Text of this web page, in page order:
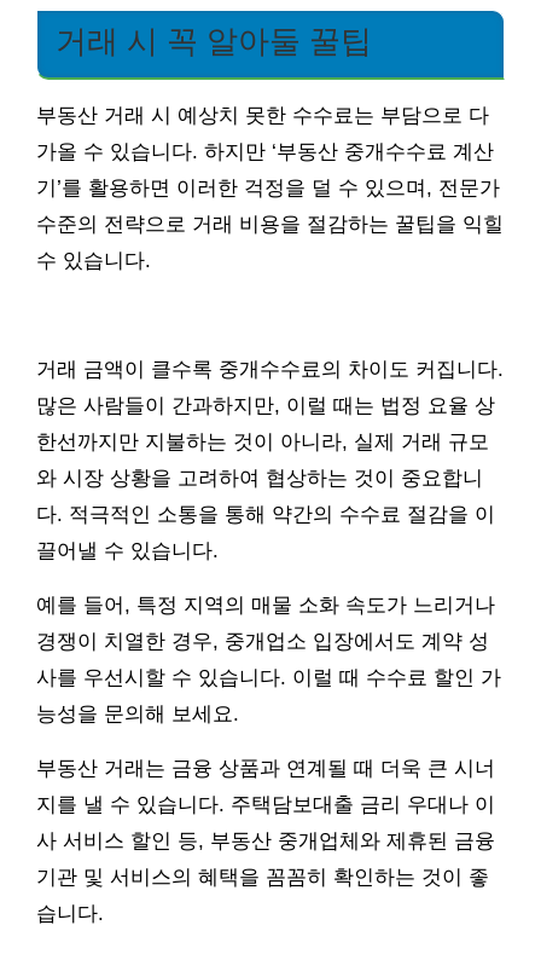
거래 시 꼭 알아둘 꿀팁
부동산 거래 시 예상치 못한 수수료는 부담으로 다
가올 수 있습니다. 하지만 ‘부동산 중개수수료 계산
기’를 활용하면 이러한 걱정을 덜 수 있으며, 전문가
수준의 전략으로 거래 비용을 절감하는 꿀팁을 익힐
수 있습니다.
거래 금액이 클수록 중개수수료의 차이도 커집니다.
많은 사람들이 간과하지만, 이럴 때는 법정 요율 상
한선까지만 지불하는 것이 아니라, 실제 거래 규모
와 시장 상황을 고려하여 협상하는 것이 중요합니
다. 적극적인 소통을 통해 약간의 수수료 절감을 이
끌어낼 수 있습니다.
예를 들어, 특정 지역의 매물 소화 속도가 느리거나
경쟁이 치열한 경우, 중개업소 입장에서도 계약 성
사를 우선시할 수 있습니다. 이럴 때 수수료 할인 가
능성을 문의해 보세요.
부동산 거래는 금융 상품과 연계될 때 더욱 큰 시너
지를 낼 수 있습니다. 주택담보대출 금리 우대나 이
사 서비스 할인 등, 부동산 중개업체와 제휴된 금융
기관 및 서비스의 혜택을 꼼꼼히 확인하는 것이 좋
습니다.